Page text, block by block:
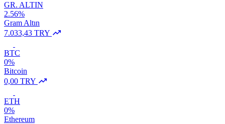
GR. ALTIN
2.56%
Gram Altın
7.033,43 TRY
BTC
0%
Bitcoin
0,00 TRY
ETH
0%
Ethereum